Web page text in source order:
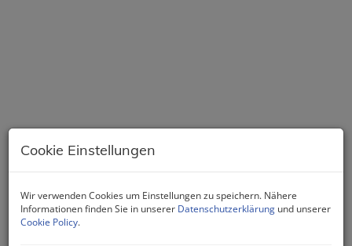
Cookie Einstellungen
Wir verwenden Cookies um Einstellungen zu speichern. Nähere
Informationen finden Sie in unserer Datenschutzerklärung und unserer
Cookie Policy.